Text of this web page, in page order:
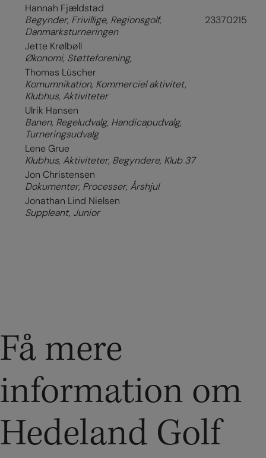
Hannah Fjældstad
Begynder, Frivillige, Regionsgolf,
Danmarksturneringen
23370215
Jette Krølbøll
Økonomi, Støtteforening,
Thomas Lüscher
Komumnikation, Kommerciel aktivitet,
Klubhus, Aktiviteter
Ulrik Hansen
Banen, Regeludvalg, Handicapudvalg,
Turneringsudvalg
Lene Grue
Klubhus, Aktiviteter, Begyndere, Klub 37
Jon Christensen
Dokumenter, Processer, Årshjul
Jonathan Lind Nielsen
Suppleant, Junior
Få mere
information om
Hedeland Golf